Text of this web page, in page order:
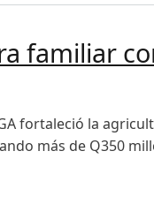
familiar
fortaleció la
más de Q350